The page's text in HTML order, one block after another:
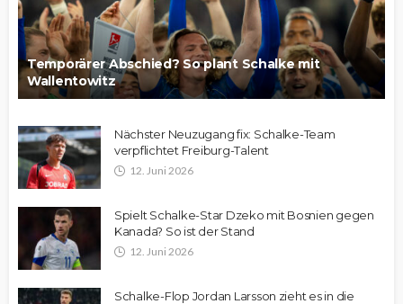
Temporärer Abschied? So plant Schalke mit
Wallentowitz
Nächster Neuzugang fix: Schalke-Team
verpflichtet Freiburg-Talent
12. Juni 2026
Spielt Schalke-Star Dzeko mit Bosnien gegen
Kanada? So ist der Stand
12. Juni 2026
Schalke-Flop Jordan Larsson zieht es in die